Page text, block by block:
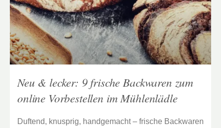
Neu & lecker: 9 frische Backwaren zum
online Vorbestellen im Mühlenlädle
Duftend, knusprig, handgemacht – frische Backwaren